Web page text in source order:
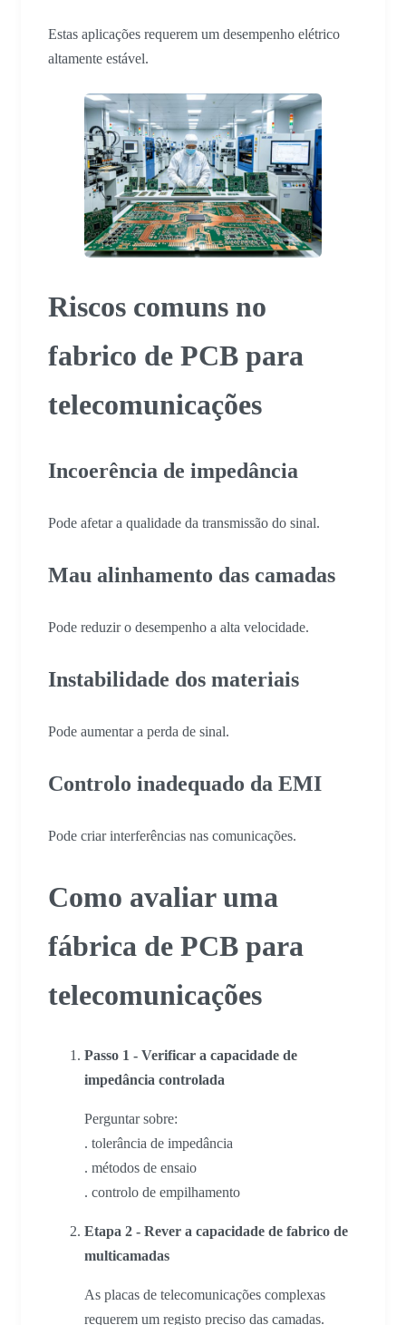
Estas aplicações requerem um desempenho elétrico
altamente estável.
Riscos comuns no
fabrico de PCB para
telecomunicações
Incoerência de impedância
Pode afetar a qualidade da transmissão do sinal.
Mau alinhamento das camadas
Pode reduzir o desempenho a alta velocidade.
Instabilidade dos materiais
Pode aumentar a perda de sinal.
Controlo inadequado da EMI
Pode criar interferências nas comunicações.
Como avaliar uma
fábrica de PCB para
telecomunicações
Passo 1 - Verificar a capacidade de
impedância controlada
Perguntar sobre:
. tolerância de impedância
. métodos de ensaio
. controlo de empilhamento
Etapa 2 - Rever a capacidade de fabrico de
multicamadas
As placas de telecomunicações complexas
requerem um registo preciso das camadas.